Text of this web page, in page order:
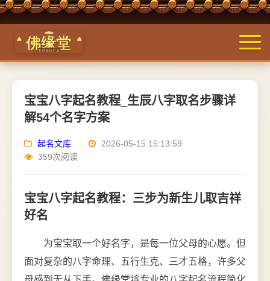
宝宝八字起名教程_生辰八字取名步骤详
解54个名字方案
起名文库
2026-05-15 15:13:59
359次阅读
宝宝八字起名教程：三步为新生儿取吉祥
好名
为宝宝取一个好名字，是每一位父母的心愿。但
面对复杂的八字命理、五行生克、三才五格，许多父